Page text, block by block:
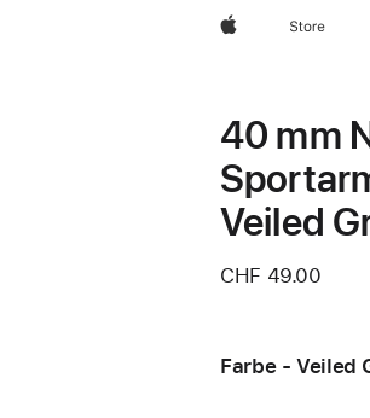
Apple Store
40 mm
Veiled
CHF 49.00
Farbe - Veiled